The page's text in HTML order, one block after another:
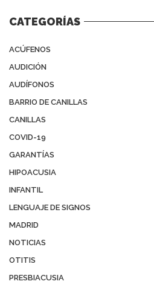
CATEGORÍAS
ACÚFENOS
AUDICIÓN
AUDÍFONOS
BARRIO DE CANILLAS
CANILLAS
COVID-19
GARANTÍAS
HIPOACUSIA
INFANTIL
LENGUAJE DE SIGNOS
MADRID
NOTICIAS
OTITIS
PRESBIACUSIA